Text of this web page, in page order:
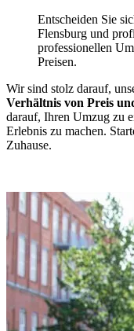
Entscheiden Sie
Flensburg und
professionellen
Preisen.
Wir sind stolz darauf,
Verhältnis von Preis
darauf, Ihren Umzug zu
Erlebnis zu machen.
Zuhause.